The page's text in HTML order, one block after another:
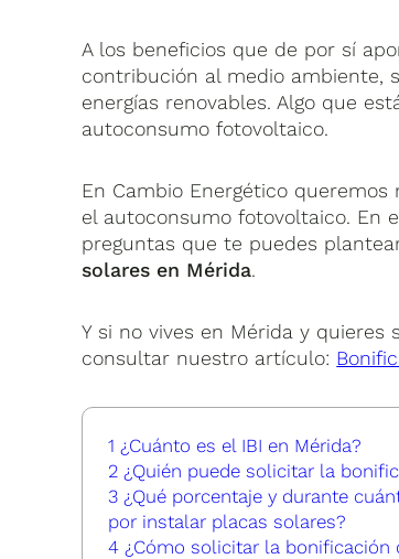
A los beneficios que de por sí
contribución al medio ambiente,
energías renovables. Algo que
autoconsumo fotovoltaico.
En Cambio Energético
el autoconsumo fotovoltaico. En
preguntas que te puedes
solares en Mérida.
Y si no vives en Mérida y
consultar nuestro artículo:
1 ¿Cuánto es el IBI en Mérida?
2 ¿Quién puede solicitar la
3 ¿Qué porcentaje y durante
por instalar placas solares?
4 ¿Cómo solicitar la bonificación